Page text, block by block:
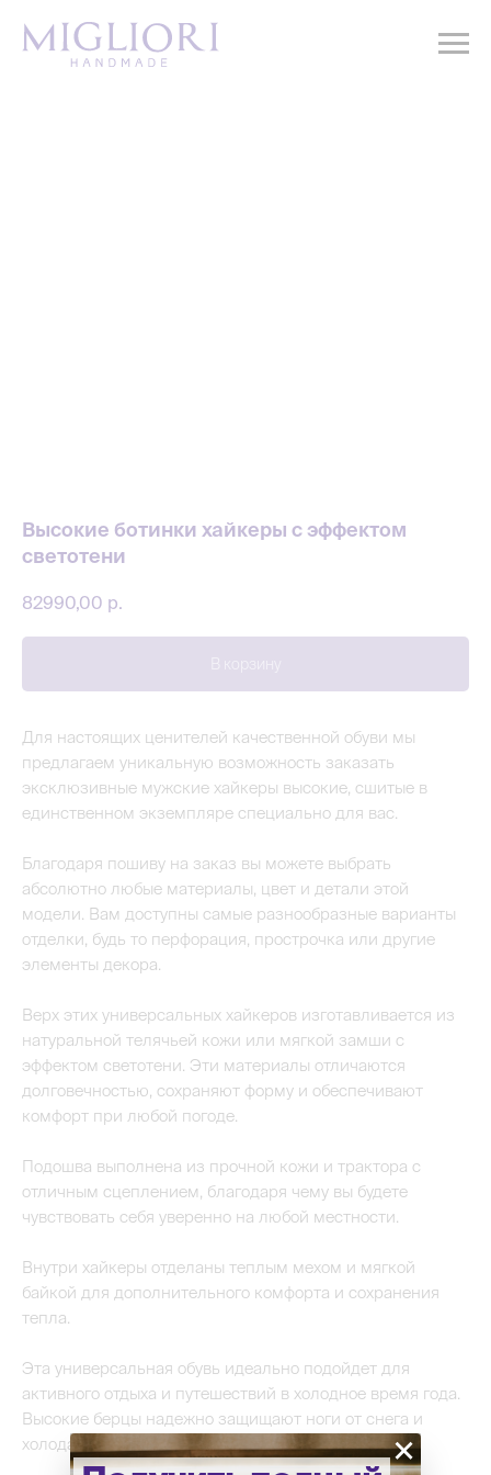
Высокие ботинки хайкеры с эффектом
светотени
82990,00 р.
Для настоящих ценителей качественной обуви мы
предлагаем уникальную возможность заказать
эксклюзивные мужские хайкеры высокие, сшитые в
единственном экземпляре специально для вас.
Благодаря пошиву на заказ вы можете выбрать
абсолютно любые материалы, цвет и детали этой
модели. Вам доступны самые разнообразные варианты
отделки, будь то перфорация, прострочка или другие
элементы декора.
Верх этих универсальных хайкеров изготавливается из
натуральной телячьей кожи или мягкой замши с
эффектом светотени. Эти материалы отличаются
долговечностью, сохраняют форму и обеспечивают
комфорт при любой погоде.
Подошва выполнена из прочной кожи и трактора с
отличным сцеплением, благодаря чему вы будете
чувствовать себя уверенно на любой местности.
Внутри хайкеры отделаны теплым мехом и мягкой
байкой для дополнительного комфорта и сохранения
тепла.
Эта универсальная обувь идеально подойдет для
активного отдыха и путешествий в холодное время года.
Высокие берцы надежно защищают ноги от снега и
холода.
×